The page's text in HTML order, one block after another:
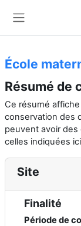
École
Résumé de
Ce résumé
conservation des
peuvent avoir
celles indiquées
Site
Finalité
Période de